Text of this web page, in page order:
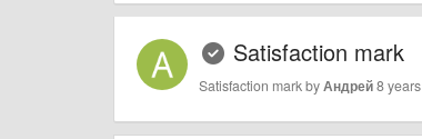
Satisfaction mark
Satisfaction mark byАндрей8